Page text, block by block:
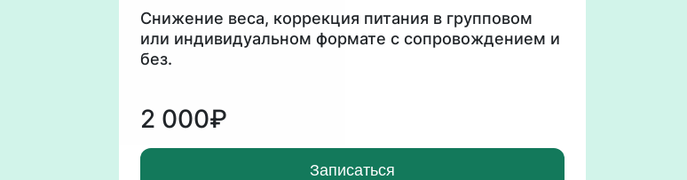
Снижение веса, коррекция питания в групповом
или индивидуальном формате с сопровождением и
без.
2 000₽
Записаться